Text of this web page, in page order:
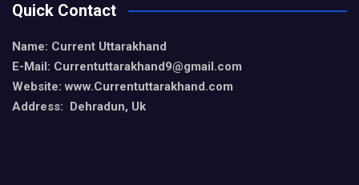
Quick Contact
Name: Current Uttarakhand
E-Mail: Currentuttarakhand9@gmail.com
Website: www.Currentuttarakhand.com
Address: Dehradun, Uk